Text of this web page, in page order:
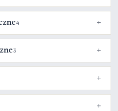
4
3